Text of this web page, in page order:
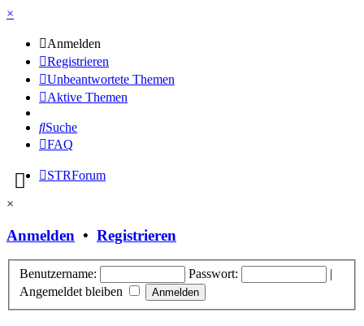
×
Anmelden
Registrieren
Unbeantwortete Themen
Aktive Themen
Suche
FAQ
STRForum
×
Anmelden • Registrieren
Benutzername: Passwort:
|
Angemeldet bleiben